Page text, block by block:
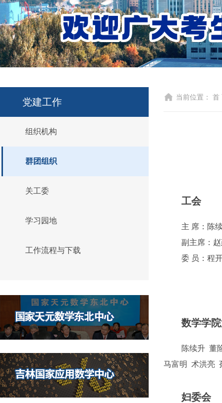
党建工作
组织机构
群团组织
关工委
学习园地
工作流程与下载
当前位置： 首
工会
主 席：陈
副主席：
委 员：程
数学学
陈续升 董
马富明 术洪亮
妇委会